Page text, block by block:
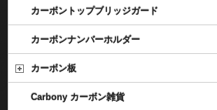
カーボントップブリッジガード
カーボンナンバーホルダー
カーボン板
Carbony カーボン雑貨